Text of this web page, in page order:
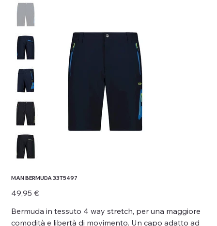
MAN BERMUDA 33T5497
Prezzo
49,95 €
Bermuda in tessuto 4 way stretch, per una maggiore
comodità e libertà di movimento. Un capo adatto ad